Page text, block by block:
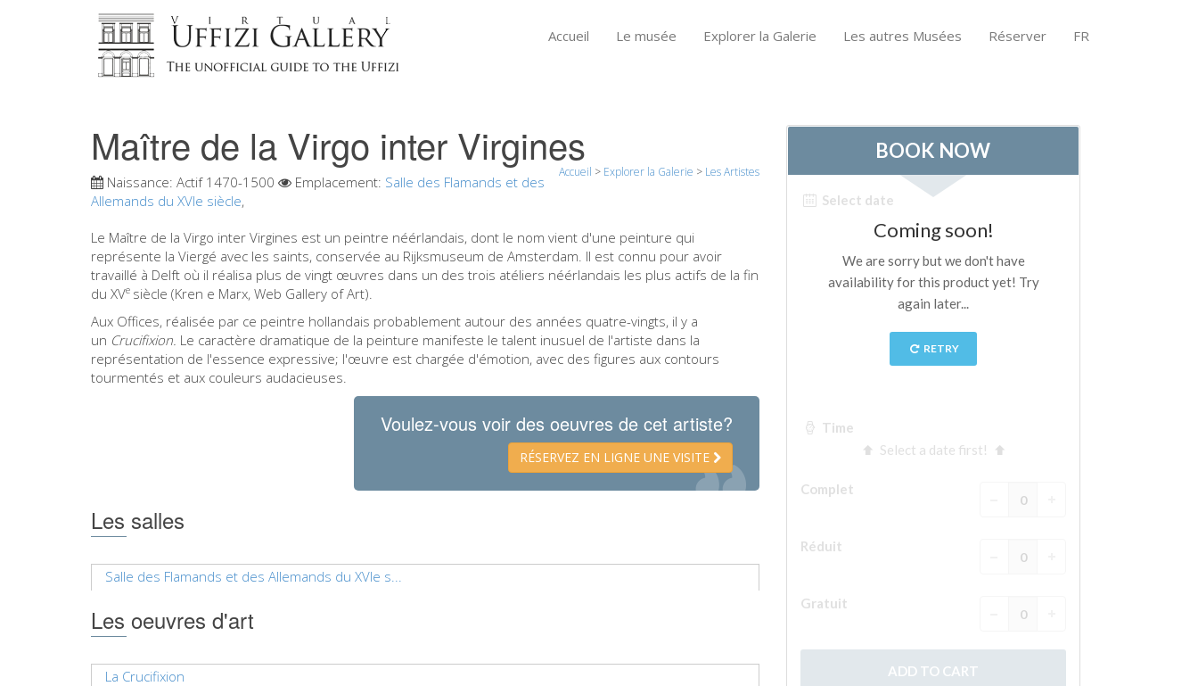
Accueil Le musée Explorer la Galerie Les autres Musées Réserver FR
Maître de la Virgo inter Virgines
Accueil > Explorer la Galerie > Les Artistes
Naissance: Actif 1470-1500 Emplacement: Salle des Flamands et des
Allemands du XVIe siècle,
Le Maître de la Virgo inter Virgines est un peintre néérlandais, dont le nom vient d'une peinture qui
représente la Viergé avec les saints, conservée au Rijksmuseum de Amsterdam. Il est connu pour avoir
travaillé à Delft où il réalisa plus de vingt œuvres dans un des trois atéliers néérlandais les plus actifs de la fin
du XVe siècle (Kren e Marx, Web Gallery of Art).
Aux Offices, réalisée par ce peintre hollandais probablement autour des années quatre-vingts, il y a
un Crucifixion. Le caractère dramatique de la peinture manifeste le talent inusuel de l'artiste dans la
représentation de l'essence expressive; l'œuvre est chargée d'émotion, avec des figures aux contours
tourmentés et aux couleurs audacieuses.
Voulez-vous voir des oeuvres de cet artiste?
RÉSERVEZ EN LIGNE UNE VISITE
Les salles
Salle des Flamands et des Allemands du XVIe s...
Les oeuvres d'art
La Crucifixion